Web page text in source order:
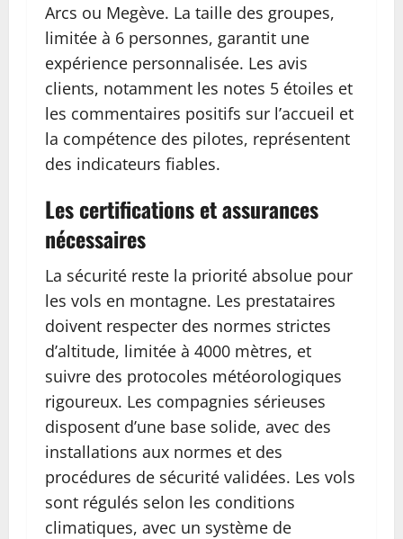
Arcs ou Megève. La taille des groupes,
limitée à 6 personnes, garantit une
expérience personnalisée. Les avis
clients, notamment les notes 5 étoiles et
les commentaires positifs sur l’accueil et
la compétence des pilotes, représentent
des indicateurs fiables.
Les certifications et assurances
nécessaires
La sécurité reste la priorité absolue pour
les vols en montagne. Les prestataires
doivent respecter des normes strictes
d’altitude, limitée à 4000 mètres, et
suivre des protocoles météorologiques
rigoureux. Les compagnies sérieuses
disposent d’une base solide, avec des
installations aux normes et des
procédures de sécurité validées. Les vols
sont régulés selon les conditions
climatiques, avec un système de